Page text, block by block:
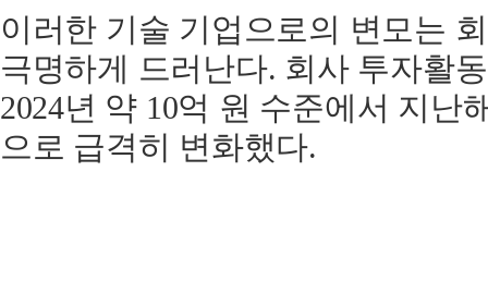
이러한 기술 기업으로의 변모는
극명하게 드러난다. 회사 투자활
2024년 약 10억 원 수준에서 지난
으로 급격히 변화했다.